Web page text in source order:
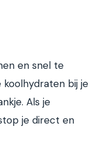
en snel te
koolhydraten bij je
Als je
je direct en